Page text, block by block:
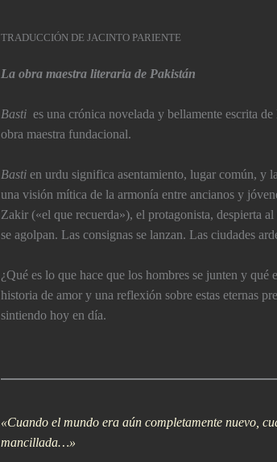
TRADUCCIÓN DE JACINTO PARIENTE
La obra maestra literaria de Pakistán
Basti es una crónica novelada y bellamente escrita
obra maestra fundacional.
Basti en urdu significa asentamiento, lugar común, y
una visión mí­tica de la armoní­a entre ancianos y
Zakir («el que recuerda»), el protagonista, despierta
se agolpan. Las consignas se lanzan. Las ciudades
¿Qué es lo que hace que los hombres se junten y qué
historia de amor y una reflexión sobre estas eternas
sintiendo hoy en dí­a.
«Cuando el mundo era aún completamente nuevo,
mancillada…»